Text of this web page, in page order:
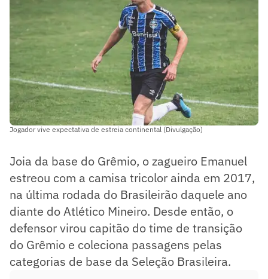
Jogador vive expectativa de estreia continental (Divulgação)
Joia da base do Grêmio, o zagueiro Emanuel
estreou com a camisa tricolor ainda em 2017,
na última rodada do Brasileirão daquele ano
diante do Atlético Mineiro. Desde então, o
defensor virou capitão do time de transição
do Grêmio e coleciona passagens pelas
categorias de base da Seleção Brasileira.